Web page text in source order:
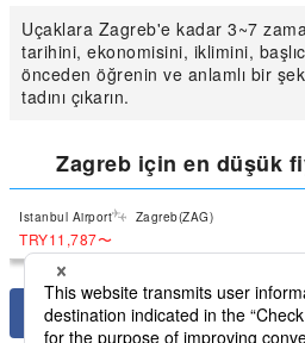
Uçaklara Zagreb'e kadar 3~7
tarihini, ekonomisini, iklimini,
önceden öğrenin ve anlamlı bir
tadını çıkarın.
Zagreb için en düşük
Istanbul Airport Zagreb(ZAG)
TRY11,787〜